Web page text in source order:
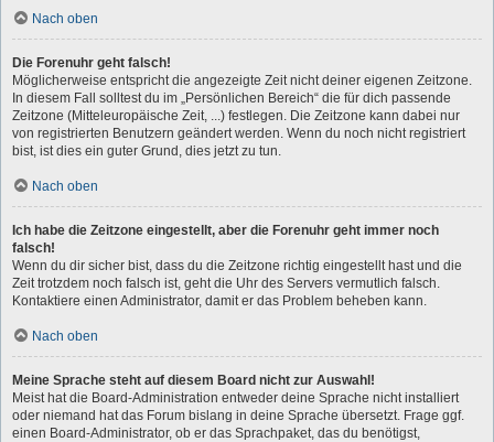
Nach oben
Die Forenuhr geht falsch!
Möglicherweise entspricht die angezeigte Zeit nicht deiner eigenen Zeitzone.
In diesem Fall solltest du im „Persönlichen Bereich“ die für dich passende
Zeitzone (Mitteleuropäische Zeit, ...) festlegen. Die Zeitzone kann dabei nur
von registrierten Benutzern geändert werden. Wenn du noch nicht registriert
bist, ist dies ein guter Grund, dies jetzt zu tun.
Nach oben
Ich habe die Zeitzone eingestellt, aber die Forenuhr geht immer noch
falsch!
Wenn du dir sicher bist, dass du die Zeitzone richtig eingestellt hast und die
Zeit trotzdem noch falsch ist, geht die Uhr des Servers vermutlich falsch.
Kontaktiere einen Administrator, damit er das Problem beheben kann.
Nach oben
Meine Sprache steht auf diesem Board nicht zur Auswahl!
Meist hat die Board-Administration entweder deine Sprache nicht installiert
oder niemand hat das Forum bislang in deine Sprache übersetzt. Frage ggf.
einen Board-Administrator, ob er das Sprachpaket, das du benötigst,